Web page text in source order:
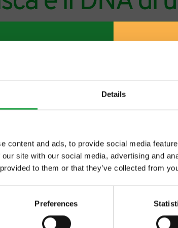
Details
content and ads, to provide social media
site with our social media, advertising and
to them or that they’ve collected from
Preferences
tra colline e scogliere,
terra si fondono in un abbraccio, un
sfumature, eccellenze
scenario con un impatto visivo e
genere, identificabile e
dell’oliva taggiasca
novita nel